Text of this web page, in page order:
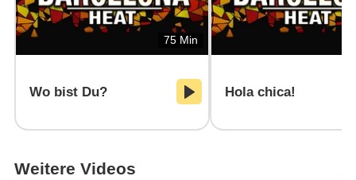
75 Min
Wo bist Du? Hola chica!
Weitere Videos